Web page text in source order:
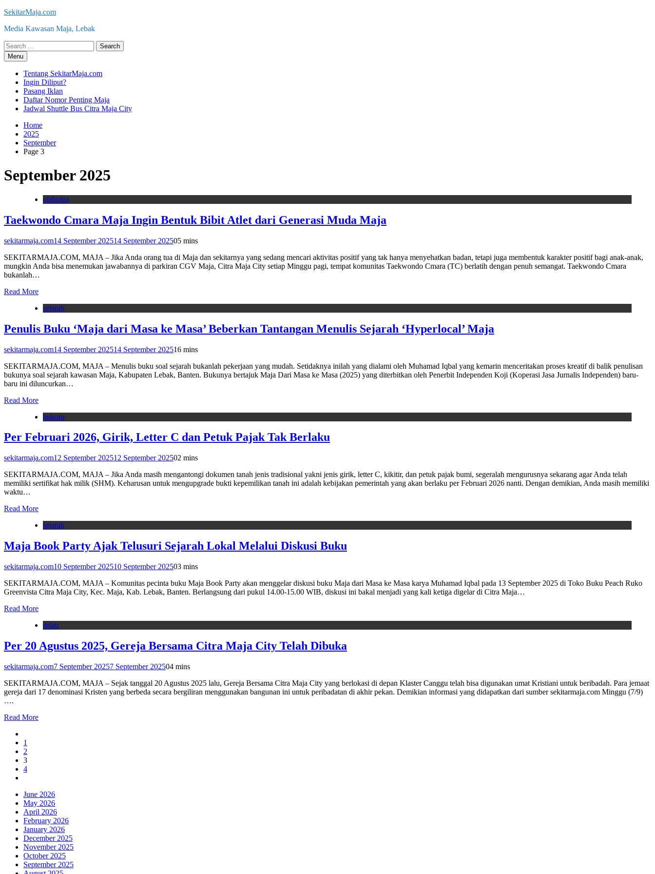
Skip
content
SekitarMaja.com
Media Kawasan Maja, Lebak
Search
for:Menu
Tentang SekitarMaja.com
Ingin Diliput?
Pasang Iklan
Daftar Nomor Penting Maja
Jadwal Shuttle Bus Citra Maja City
Home
2025
September
Page 3
September 2025
olahraga
Taekwondo Cmara Maja Ingin Bentuk Bibit Atlet dari Generasi Muda Maja
sekitarmaja.com14 September 202514 September 202505 mins
SEKITARMAJA.COM, MAJA – Jika Anda orang tua di Maja dan sekitarnya yang sedang mencari aktivitas positif yang tak hanya menyehatkan badan, tetapi juga membentuk karakter positif bagi anak-anak,
mungkin Anda bisa menemukan jawabannya di parkiran CGV Maja, Citra Maja City setiap Minggu pagi, tempat komunitas Taekwondo Cmara (TC) berlatih dengan penuh semangat. Taekwondo Cmara
bukanlah…
Read More
sejarah
Penulis Buku ‘Maja dari Masa ke Masa’ Beberkan Tantangan Menulis Sejarah ‘Hyperlocal’ Maja
sekitarmaja.com14 September 202514 September 202516 mins
SEKITARMAJA.COM, MAJA – Menulis buku soal sejarah bukanlah pekerjaan yang mudah. Setidaknya inilah yang dialami oleh Muhamad Iqbal yang kemarin menceritakan proses kreatif di balik penulisan
bukunya soal sejarah kawasan Maja, Kabupaten Lebak, Banten. Bukunya bertajuk Maja Dari Masa ke Masa (2025) yang diterbitkan oleh Penerbit Independen Koji (Koperasi Jasa Jurnalis Independen) baru-
baru ini diluncurkan…
Read More
hukum
Per Februari 2026, Girik, Letter C dan Petuk Pajak Tak Berlaku
sekitarmaja.com12 September 202512 September 202502 mins
SEKITARMAJA.COM, MAJA – Jika Anda masih mengantongi dokumen tanah jenis tradisional yakni jenis girik, letter C, kikitir, dan petuk pajak bumi, segeralah mengurusnya sekarang agar Anda telah
memiliki sertifikat hak milik (SHM). Keharusan untuk mengupgrade bukti kepemilikan tanah ini adalah kebijakan pemerintah yang akan berlaku per Februari 2026 nanti. Dengan demikian, Anda masih memiliki
waktu…
Read More
sejarah
Maja Book Party Ajak Telusuri Sejarah Lokal Melalui Diskusi Buku
sekitarmaja.com10 September 202510 September 202503 mins
SEKITARMAJA.COM, MAJA – Komunitas pecinta buku Maja Book Party akan menggelar diskusi buku Maja dari Masa ke Masa karya Muhamad Iqbal pada 13 September 2025 di Toko Buku Peach Ruko
Greenvista Citra Maja City, Kec. Maja, Kab. Lebak, Banten. Berlangsung dari pukul 14.00-15.00 WIB, diskusi ini bakal menjadi yang kali ketiga digelar di Citra Maja…
Read More
religi
Per 20 Agustus 2025, Gereja Bersama Citra Maja City Telah Dibuka
sekitarmaja.com7 September 20257 September 202504 mins
SEKITARMAJA.COM, MAJA – Sejak tanggal 20 Agustus 2025 lalu, Gereja Bersama Citra Maja City yang berlokasi di depan Klaster Canggu telah bisa digunakan umat Kristiani untuk beribadah. Para jemaat
gereja dari 17 denominasi Kristen yang berbeda secara bergiliran menggunakan bangunan ini untuk peribadatan di akhir pekan. Demikian informasi yang didapatkan dari sumber sekitarmaja.com Minggu (7/9)
….
Read More
1
2
3
4
June 2026
May 2026
April 2026
February 2026
January 2026
December 2025
November 2025
October 2025
September 2025